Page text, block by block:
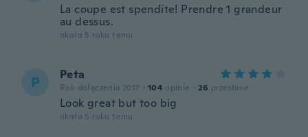
La coupe est spendite! Prendre 1 grandeur
au dessus.
około 5 roku temu
P Peta
Rok dołączenia 2017 · 104 opinie · 26 przesłane
Look great but too big
około 5 roku temu